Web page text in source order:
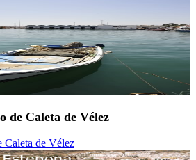
de Caleta de Vélez
Caleta de Vélez